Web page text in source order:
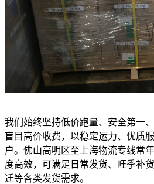
我们始终坚持低价跑量、安全第一
盲目高价收费，以稳定运力、优质
户。佛山高明区至上海物流专线常
度高效，可满足日常发货、旺季补
迁等各类发货需求。